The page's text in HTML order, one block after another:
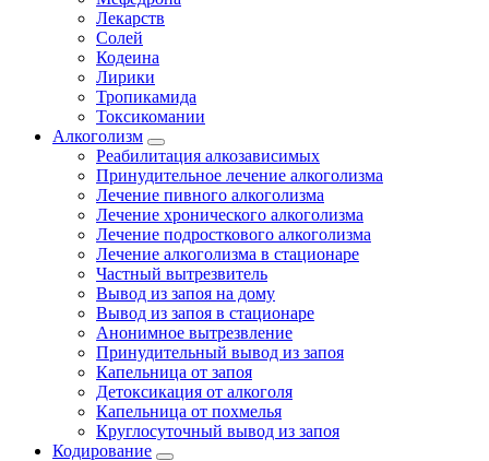
Лекарств
Солей
Кодеина
Лирики
Тропикамида
Токсикомании
Алкоголизм
Реабилитация алкозависимых
Принудительное лечение алкоголизма
Лечение пивного алкоголизма
Лечение хронического алкоголизма
Лечение подросткового алкоголизма
Лечение алкоголизма в стационаре
Частный вытрезвитель
Вывод из запоя на дому
Вывод из запоя в стационаре
Анонимное вытрезвление
Принудительный вывод из запоя
Капельница от запоя
Детоксикация от алкоголя
Капельница от похмелья
Круглосуточный вывод из запоя
Кодирование